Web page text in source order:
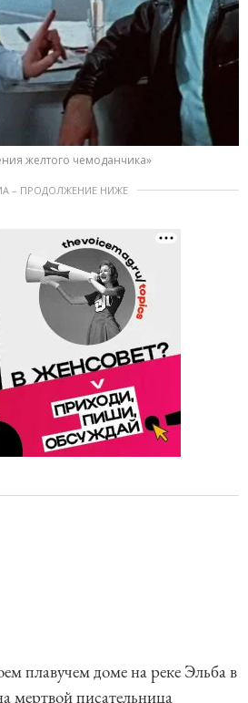
желтого чемоданчика»
– ПРОДОЛЖЕНИЕ НИЖЕ
плавучем доме на реке Эльба в
мертвой писательница